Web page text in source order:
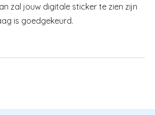
zal jouw digitale sticker te zien zijn
is goedgekeurd.